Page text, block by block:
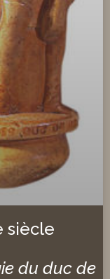
siècle
du duc de